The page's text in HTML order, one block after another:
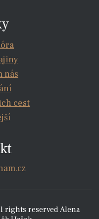
nás
cest
rights reserved Alena